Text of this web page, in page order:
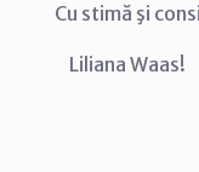
Cu stimă şi